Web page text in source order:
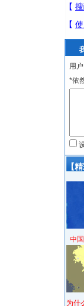
用户
*依
【
中
为什